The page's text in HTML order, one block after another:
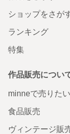
ショップをさが
ランキング
特集
作品販売につい
minneで売りたい
食品販売
ヴィンテージ販